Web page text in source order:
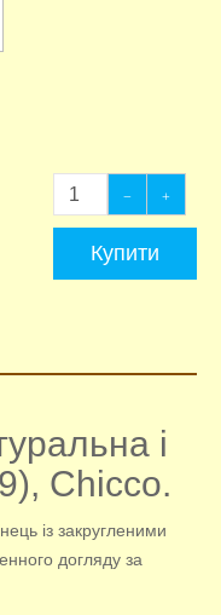
Купити
і
Chicco.
із закругленими
догляду за